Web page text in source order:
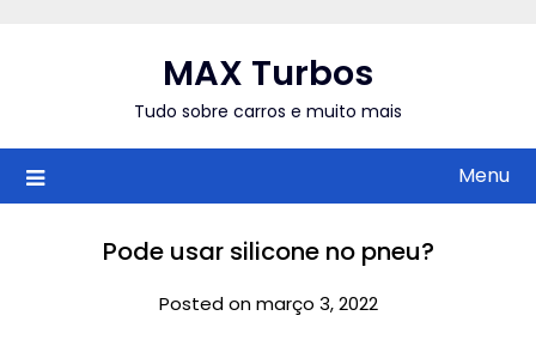
MAX Turbos
Tudo sobre carros e muito mais
Menu
Pode usar silicone no pneu?
Posted on março 3, 2022